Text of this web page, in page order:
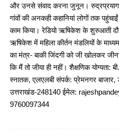
और उनसे संवाद करना जुनून। रुद्रप्रयाग
गांवों की अनकही कहानियां लोगों तक
काम किया। रेडियो ऋषिकेश के शुरुआती
ऋषिकेश में महिला कीर्तन मंडलियों के
का मंत्र- बाकी जिंदगी को जी खोलकर
कि मैं तो जीया ही नहीं। शैक्षणिक योग्यता:
स्नातक, एलएलबी संपर्क: प्रेमनगर बाजार,
उत्तराखंड-248140 ईमेल:
9760097344